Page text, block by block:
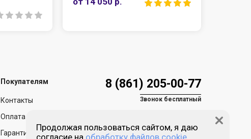
Покупателям
Контакты
Оплата и доставка
Гарантия и возврат
8 (861) 205-00-77
Звонок бесплатный
Пн-пт 9:00 - 18:00
Продолжая пользоваться сайтом, я даю
согласие на обработку файлов cookie.